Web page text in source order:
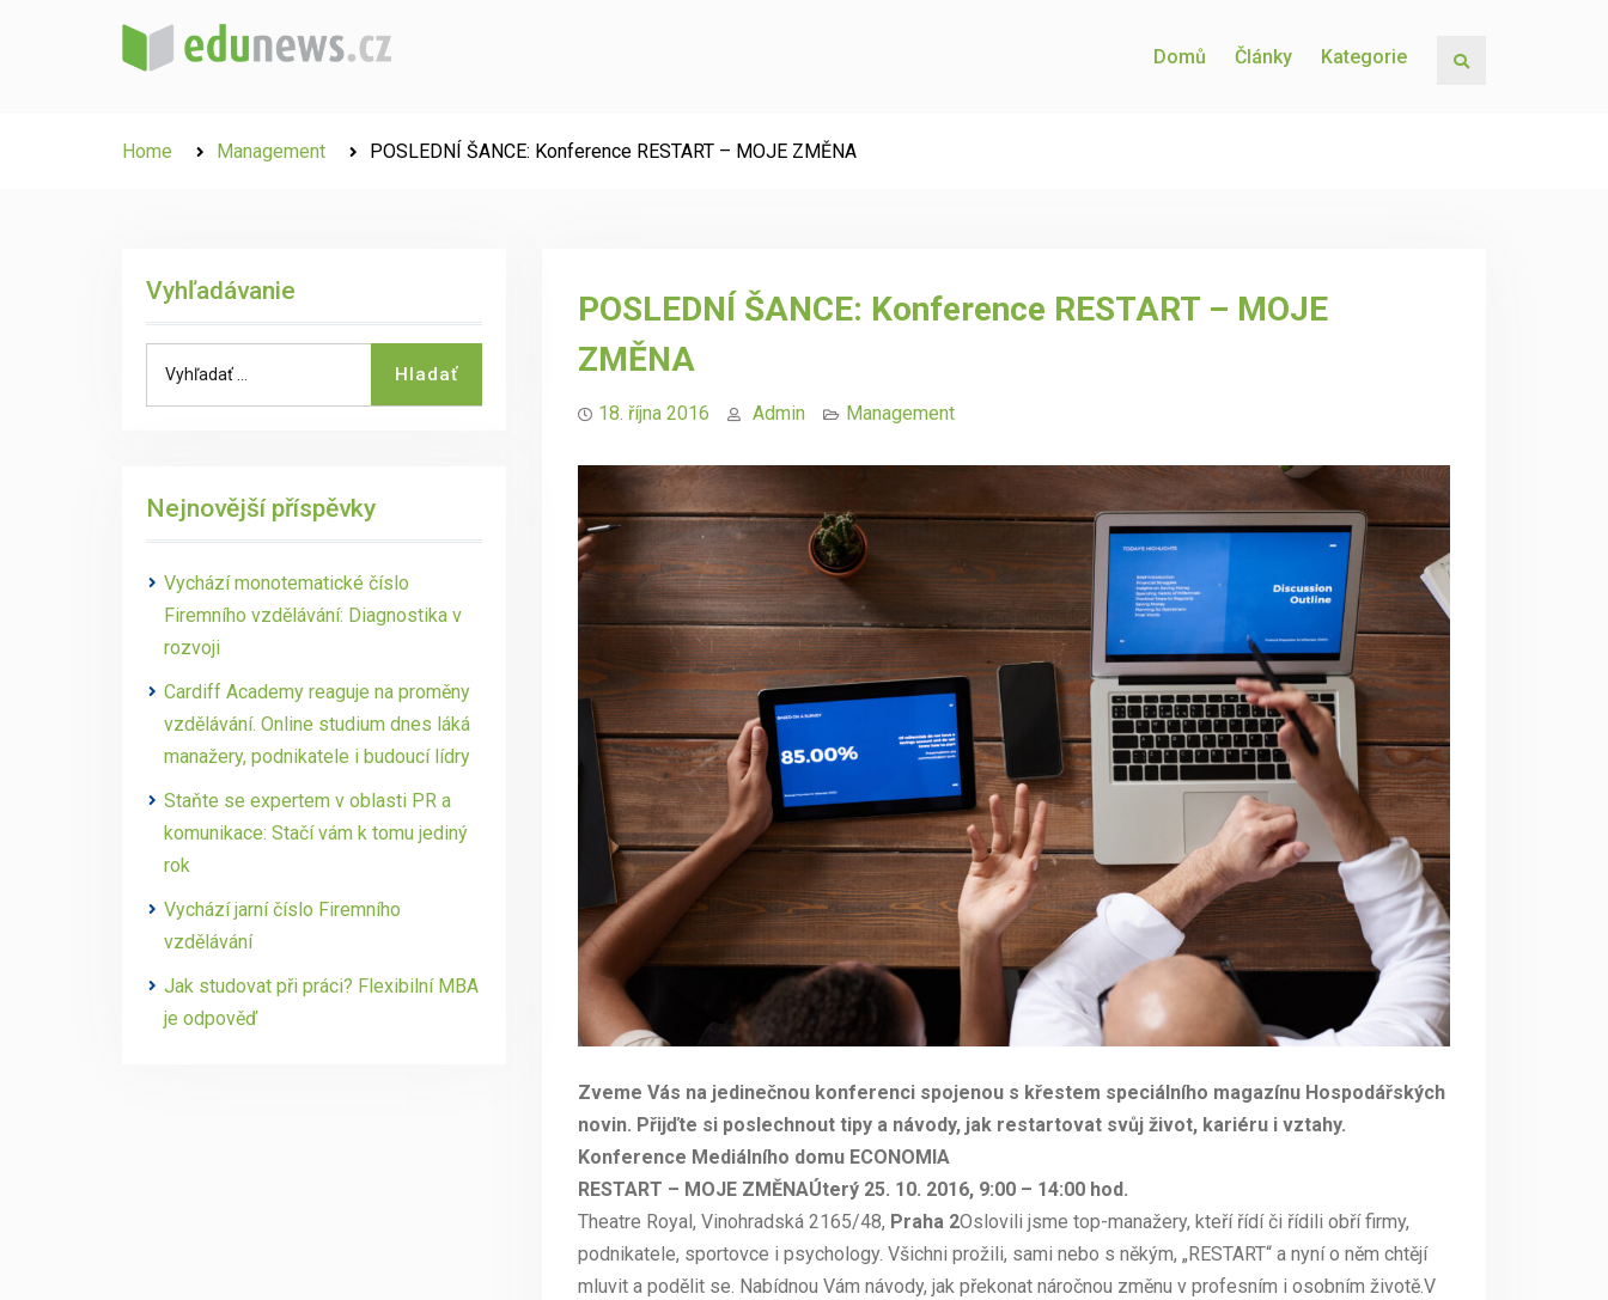
Domů Články Kategorie
Home Management POSLEDNÍ ŠANCE: Konference RESTART – MOJE ZMĚNA
POSLEDNÍ ŠANCE: Konference RESTART – MOJE
ZMĚNA
18. října 2016 Admin Management
Zveme Vás na jedinečnou konferenci spojenou s křestem speciálního magazínu Hospodářských
novin. Přijďte si poslechnout tipy a návody, jak restartovat svůj život, kariéru i vztahy.​
Konference Mediálního domu ECONOMIA
RESTART – MOJE ZMĚNAÚterý 25. 10. 2016, 9:00 – 14:00 hod.
Theatre Royal, Vinohradská 2165/48, Praha 2Oslovili jsme top-manažery, kteří řídí či řídili obří firmy,
podnikatele, sportovce i psychology. Všichni prožili, sami nebo s někým, „RESTART“ a nyní o něm chtějí
mluvit a podělit se. Nabídnou Vám návody, jak překonat náročnou změnu v profesním i osobním životě.V
Vyhľadávanie
Hladať
Nejnovější příspěvky
Vychází monotematické číslo
Firemního vzdělávání: Diagnostika v
rozvoji
Cardiff Academy reaguje na proměny
vzdělávání. Online studium dnes láká
manažery, podnikatele i budoucí lídry
Staňte se expertem v oblasti PR a
komunikace: Stačí vám k tomu jediný
rok
Vychází jarní číslo Firemního
vzdělávání
Jak studovat při práci? Flexibilní MBA
je odpověď